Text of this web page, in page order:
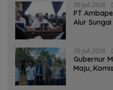
30 Juli 2026
PT
Alur
30 Juli 2026
Gubernur
Maju,